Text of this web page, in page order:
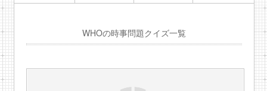
WHOの時事問題クイズ一覧